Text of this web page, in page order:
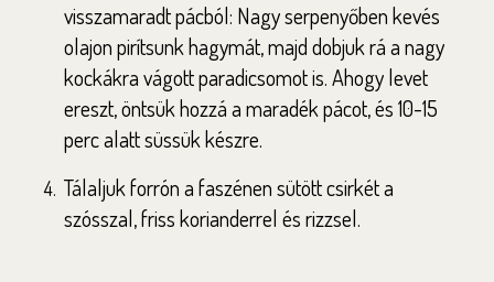
visszamaradt pácból: Nagy serpenyőben kevés
olajon pirítsunk hagymát, majd dobjuk rá a nagy
kockákra vágott paradicsomot is. Ahogy levet
ereszt, öntsük hozzá a maradék pácot, és 10-15
perc alatt süssük készre.
Tálaljuk forrón a faszénen sütött csirkét a
szósszal, friss korianderrel és rizzsel.